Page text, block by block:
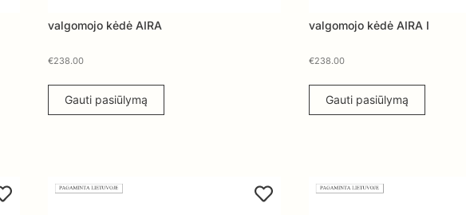
valgomojo kėdė AIRA
€238.00
Gauti pasiūlymą
valgomojo kėdė AIRA I
€238.00
Gauti pasiūlymą